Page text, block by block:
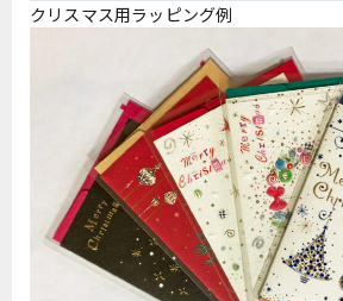
クリスマス用ラッピング例